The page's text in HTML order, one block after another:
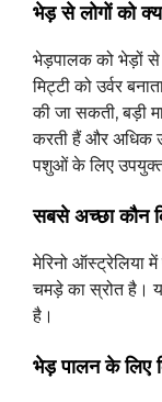
भेड़ से लोगों को
भेड़पालक को भेड़ों से
मिट्टी को उर्वर
की जा सकती, बड़ी
करती हैं और अधिक
पशुओं के लिए
सबसे अच्छा कौन
मेरिनो ऑस्ट्रेलिया
चमड़े का स्रोत है।
है।
भेड़ पालन के लिए